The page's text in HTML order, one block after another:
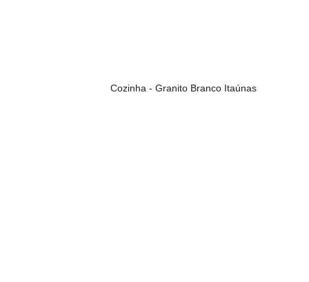
Cozinha - Granito Branco Itaúnas